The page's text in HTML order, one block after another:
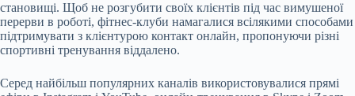
становищі. Щоб не розгубити своїх клієнтів під час вимушеної
перерви в роботі, фітнес-клуби намагалися всілякими способами
підтримувати з клієнтурою контакт онлайн, пропонуючи різні
спортивні тренування віддалено.
Серед найбільш популярних каналів використовувалися прямі